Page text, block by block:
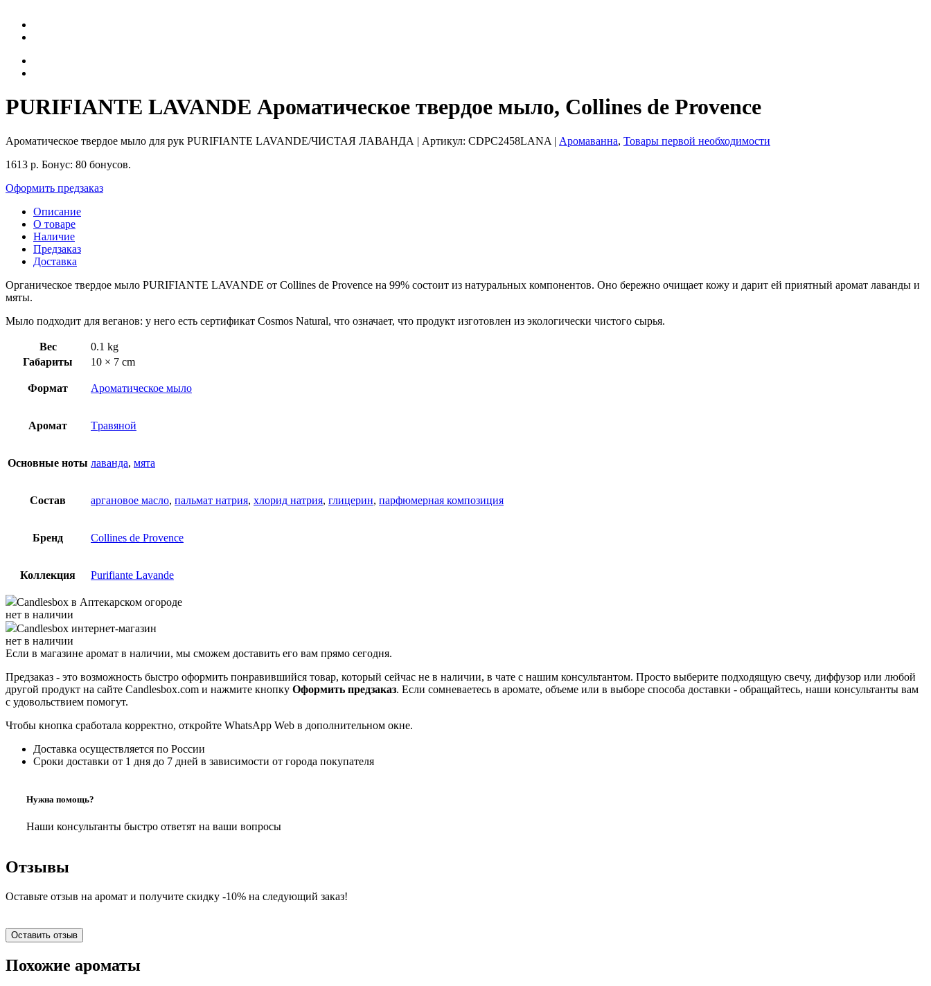
PURIFIANTE LAVANDE Ароматическое твердое мыло, Collines de Provence
Ароматическое твердое мыло для рук PURIFIANTE LAVANDE/ЧИСТАЯ ЛАВАНДА | Артикул: CDPC2458LANA | Аромаванна, Товары первой необходимости
1613 р. Бонус: 80 бонусов.
Оформить предзаказ
Описание
О товаре
Наличие
Предзаказ
Доставка
Органическое твердое мыло PURIFIANTE LAVANDE от Collines de Provence на 99% состоит из натуральных компонентов. Оно бережно очищает кожу и дарит ей приятный аромат лаванды и
мяты.
Мыло подходит для веганов: у него есть сертификат Cosmos Natural, что означает, что продукт изготовлен из экологически чистого сырья.
Вес
0.1 kg
Габариты
10 × 7 cm
Формат Ароматическое мыло
Аромат Tравяной
Основные ноты лаванда, мята
Состав аргановое масло, пальмат натрия, хлорид натрия, глицерин, парфюмерная композиция
Бренд Collines de Provence
Коллекция Purifiante Lavande
Candlesbox в Аптекарском огороде
нет в наличии
Candlesbox интернет-магазин
нет в наличии
Если в магазине аромат в наличии, мы сможем доставить его вам прямо сегодня.
Предзаказ - это возможность быстро оформить понравившийся товар, который сейчас не в наличии, в чате с нашим консультантом. Просто выберите подходящую свечу, диффузор или любой
другой продукт на сайте Candlesbox.com и нажмите кнопку Оформить предзаказ. Если сомневаетесь в аромате, объеме или в выборе способа доставки - обращайтесь, наши консультанты вам
с удовольствием помогут.
Чтобы кнопка сработала корректно, откройте WhatsApp Web в дополнительном окне.
Доставка осуществляется по России
Сроки доставки от 1 дня до 7 дней в зависимости от города покупателя
Нужна помощь?
Наши консультанты быстро ответят на ваши вопросы
Отзывы
Оставьте отзыв на аромат и получите скидку -10% на следующий заказ!
Оставить отзыв
Похожие ароматы